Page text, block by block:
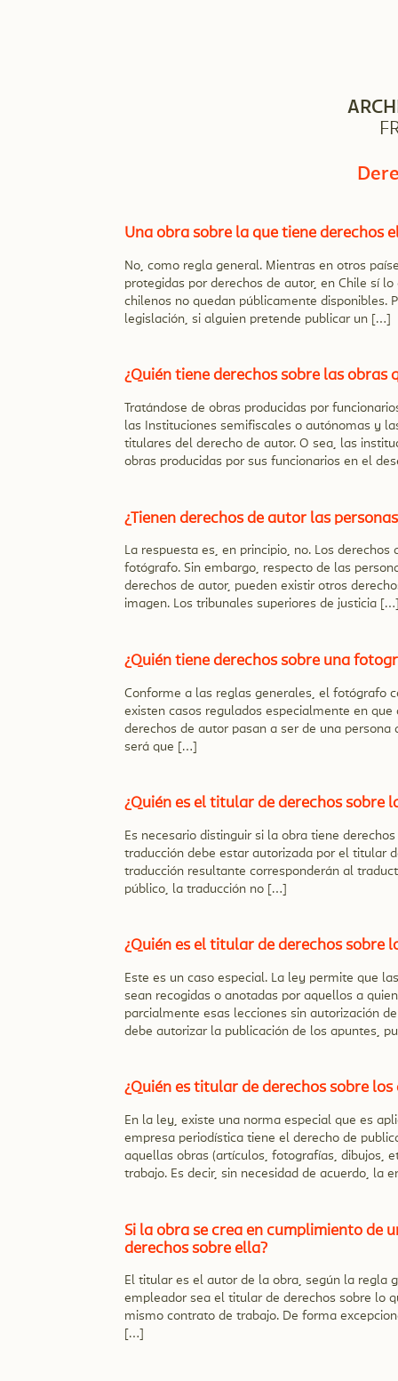
Una obra sobre la que tiene derechos
No, como regla general. Mientras en otros
protegidas por derechos de autor, en Chile sí
chilenos no quedan públicamente disponibles.
legislación, si alguien pretende publicar un […]
¿Quién tiene derechos sobre las obras
Tratándose de obras producidas por
las Instituciones semifiscales o autónomas y
titulares del derecho de autor. O sea, las
obras producidas por sus funcionarios en el
¿Tienen derechos de autor las
La respuesta es, en principio, no. Los
fotógrafo. Sin embargo, respecto de las
derechos de autor, pueden existir otros
imagen. Los tribunales superiores de justicia
¿Quién tiene derechos sobre una
Conforme a las reglas generales, el fotógrafo
existen casos regulados especialmente en
derechos de autor pasan a ser de una
será que […]
¿Quién es el titular de derechos sobre
Es necesario distinguir si la obra tiene
traducción debe estar autorizada por el titular
traducción resultante corresponderán al
público, la traducción no […]
¿Quién es el titular de derechos sobre
Este es un caso especial. La ley permite que
sean recogidas o anotadas por aquellos a
parcialmente esas lecciones sin autorización
debe autorizar la publicación de los apuntes,
¿Quién es titular de derechos sobre
En la ley, existe una norma especial que es
empresa periodística tiene el derecho de
aquellas obras (artículos, fotografías, dibujos,
trabajo. Es decir, sin necesidad de acuerdo, la
Si la obra se crea en cumplimiento de
derechos sobre ella?
El titular es el autor de la obra, según la regla
empleador sea el titular de derechos sobre lo
mismo contrato de trabajo. De forma
[…]